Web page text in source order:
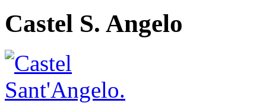
Castel S. Angelo